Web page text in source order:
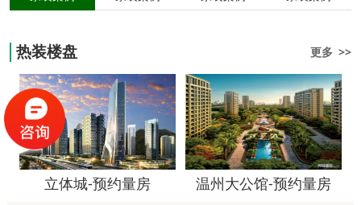
热装楼盘 更多 >>
立体城-预约量房 温州大公馆-预约量房